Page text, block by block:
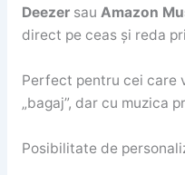
Deezersau Amazon
direct pe ceas și reda
Perfect pentru cei care
„bagaj”, dar cu muzica
Posibilitate de